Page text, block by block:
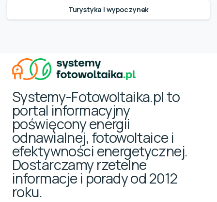
Turystyka i wypoczynek
Systemy-Fotowoltaika.pl to
portal informacyjny
poświęcony energii
odnawialnej, fotowoltaice i
efektywności energetycznej.
Dostarczamy rzetelne
informacje i porady od 2012
roku.